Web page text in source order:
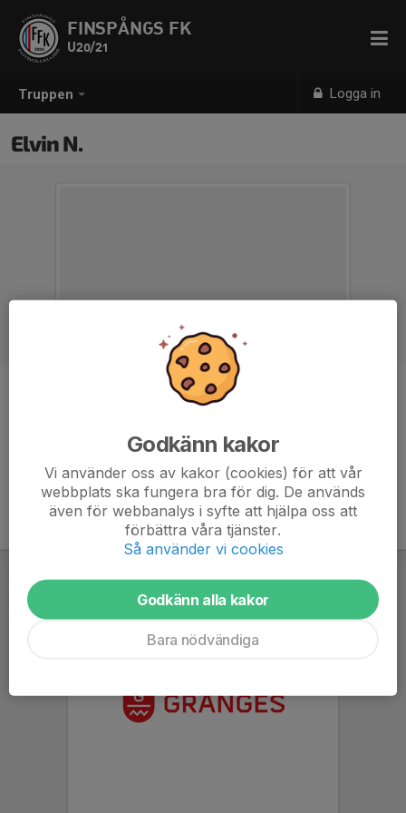
Truppen Logga in
FINSPÅNGS FK
U20/21
Elvin N.
Godkänn kakor
Vi använder oss av kakor (cookies) för att vår
webbplats ska fungera bra för dig. De används
även för webbanalys i syfte att hjälpa oss att
förbättra våra tjänster.
Så använder vi cookies
Godkänn alla kakor
Bara nödvändiga